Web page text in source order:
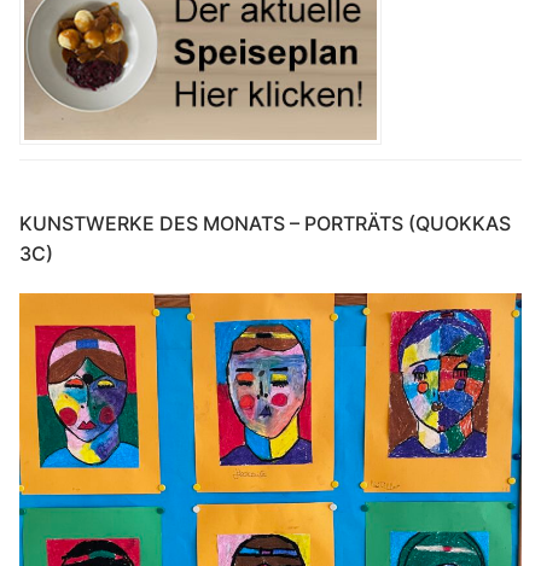
KUNSTWERKE DES MONATS – PORTRÄTS (QUOKKAS
3C)